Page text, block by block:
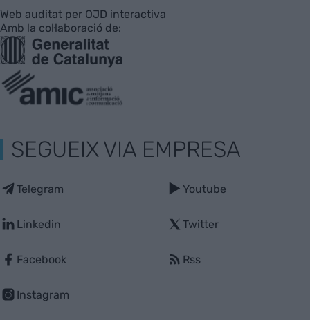
Web auditat per OJD interactiva
Amb la col·laboració de:
SEGUEIX VIA EMPRESA
Telegram
Linkedin
Facebook
Instagram
Youtube
Twitter
Rss